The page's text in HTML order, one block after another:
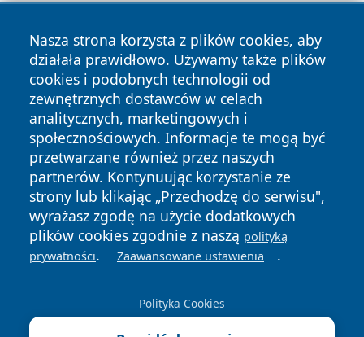
Nasza strona korzysta z plików cookies, aby
działała prawidłowo. Używamy także plików
cookies i podobnych technologii od
zewnętrznych dostawców w celach
analitycznych, marketingowych i
społecznościowych. Informacje te mogą być
przetwarzane również przez naszych
partnerów. Kontynuując korzystanie ze
strony lub klikając „Przechodzę do serwisu",
wyrażasz zgodę na użycie dodatkowych
plików cookies zgodnie z naszą polityką
prywatności. Zaawansowane ustawienia .
Polityka Cookies
Copyright © 2026 raciborski24.pl Wszystkie prawa
zastrzeżone.
News Autorzy
Polityka
Prywatności
Polityka
Cookies